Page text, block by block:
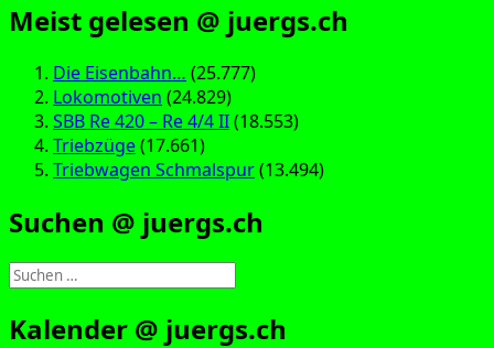
Meist gelesen @ juergs.ch
Die Eisenbahn… (25.777)
Lokomotiven (24.829)
SBB Re 420 – Re 4/4 II(18.553)
Triebzüge(17.661)
Triebwagen Schmalspur(13.494)
Suchen @ juergs.ch
Suchen
nach:
Kalender @ juergs.ch